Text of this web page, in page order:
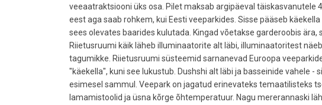
veeaatraktsiooni üks osa. Pilet maksab argipäeval täiskasvanutele
eest aga saab rohkem, kui Eesti veeparkides. Sisse pääseb
sees olevates baarides kulutada. Kingad võetakse garderoobis
Riietusruumi käik läheb illuminaatorite alt läbi, illuminaatoritest
tagumikke. Riietusruumi süsteemid sarnanevad Euroopa
"käekella", kuni see lukustub. Dushshi alt läbi ja basseinide vahele
esimesel sammul. Veepark on jagatud erinevateks temaatilisteks
lamamistoolid ja üsna kõrge õhtemperatuur. Nagu mererannaski